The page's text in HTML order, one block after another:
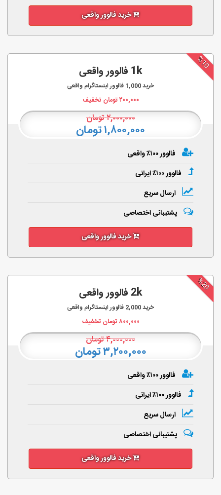
خرید فالوور واقعی
%10
1k فالوور واقعی
خرید1,000 فالوور اینستاگرام واقعی
۲۰۰,۰۰۰تومان تخفیف
۲,۰۰۰,۰۰۰تومان
۱,۸۰۰,۰۰۰ تومان
فالوور ۱۰۰٪ واقعی
فالوور ۱۰۰٪ ایرانی
ارسال سریع
پشتیبانی اختصاصی
خرید فالوور واقعی
%20
2k فالوور واقعی
خرید2,000 فالوور اینستاگرام واقعی
۸۰۰,۰۰۰تومان تخفیف
۴,۰۰۰,۰۰۰تومان
۳,۲۰۰,۰۰۰ تومان
فالوور ۱۰۰٪ واقعی
فالوور ۱۰۰٪ ایرانی
ارسال سریع
پشتیبانی اختصاصی
خرید فالوور واقعی